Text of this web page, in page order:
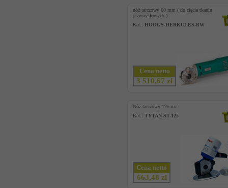
nóż tarczowy 60 mm ( do cięcia tkanin
przemysłowych )
Kat.: HOOGS-HERKULES-BW
Cena netto
3 510,67 zł
Nóż tarczowy 125mm
Kat.: TYTAN-ST-125
Cena netto
663,48 zł